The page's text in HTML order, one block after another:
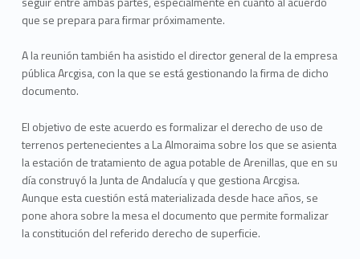
que se prepara para firmar próximamente.
A la reunión también ha asistido el director general de la empresa
pública Arcgisa, con la que se está gestionando la firma de dicho
documento.
El objetivo de este acuerdo es formalizar el derecho de uso de
terrenos pertenecientes a La Almoraima sobre los que se asienta
la estación de tratamiento de agua potable de Arenillas, que en su
día construyó la Junta de Andalucía y que gestiona Arcgisa.
Aunque esta cuestión está materializada desde hace años, se
pone ahora sobre la mesa el documento que permite formalizar
la constitución del referido derecho de superficie.